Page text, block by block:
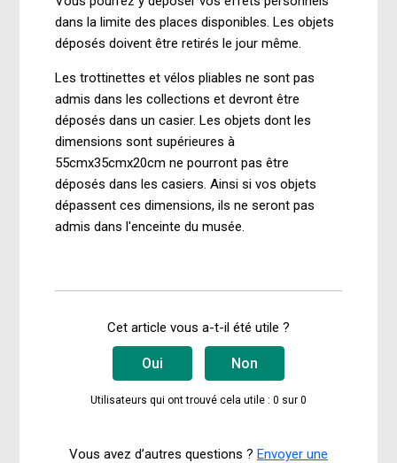
dans la limite des places disponibles. Les objets
déposés doivent être retirés le jour même.
Les trottinettes et vélos pliables ne sont pas
admis dans les collections et devront être
déposés dans un casier.Les objets dont les
dimensions sont supérieures à
55cmx35cmx20cm ne pourront pas être
déposés dans les casiers. Ainsi si vos objets
dépassent ces dimensions, ils ne seront pas
admis dans l'enceinte du musée.
Cet article vous a-t-il été utile ?
Oui Non
Utilisateurs qui ont trouvé cela utile : 0 sur 0
Vous avez d’autres questions ? Envoyer une